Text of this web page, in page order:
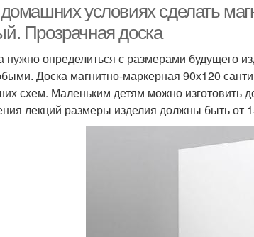
условиях сделать
Прозрачная доска
нужно определиться с размерами будущего
Доска магнитно-маркерная 90х120
схем. Маленьким детям можно
лекций размеры изделия должны быть от